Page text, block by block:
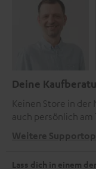
Deine
Keinen Store in der
auch persönlich am
Weitere
Lass dich in einem